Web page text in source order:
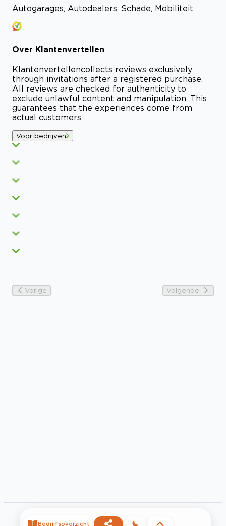
Autogarages, Autodealers, Schade, Mobiliteit
Over Klantenvertellen
Klantenvertellencollects reviews exclusively
through invitations after a registered purchase.
All reviews are checked for authenticity to
exclude unlawful content and manipulation. This
guarantees that the experiences come from
actual customers.
Voor bedrijven
Vorige Volgende
Bedrijfsoverzicht